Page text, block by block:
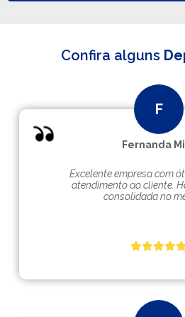
Confira alguns
Fernanda
Excelente empresa com
atendimento ao cliente.
consolidada no